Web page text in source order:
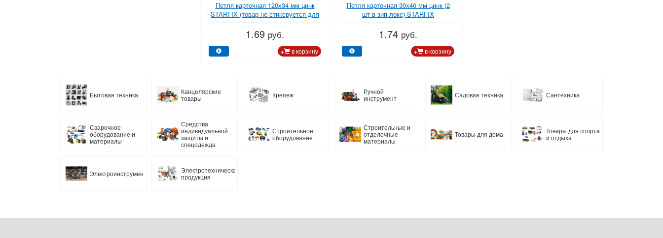
Петля карточная 120х34 мм цинк
STARFIX (товар не стикеруется для
розничной торговли)
1.69 руб.
+ в корзину
Петля карточная 30х40 мм цинк (2
шт в зип-локе) STARFIX
1.74 руб.
+ в корзину
Бытовая техника
Канцелярские
товары
Крепеж
Ручной
инструмент
Садовая техника Сантехника
Сварочное
оборудование и
материалы
Средства
индивидуальной
защиты и
спецодежда
Строительное
оборудование
Строительные и
отделочные
материалы
Товары для дома
Товары для спорта
и отдыха
Электроинструмент
Электротехническая
продукция